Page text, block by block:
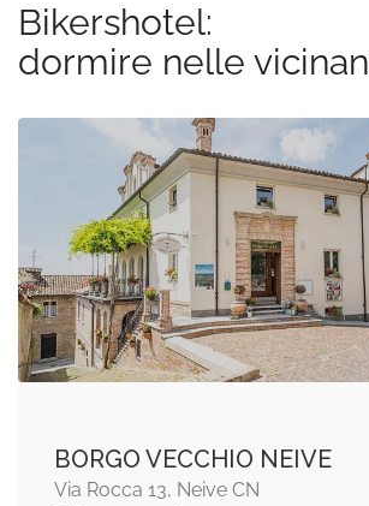
Bikershotel:
dormire nelle
BORGO VECCHIO NEIVE
Via Rocca 13, Neive CN